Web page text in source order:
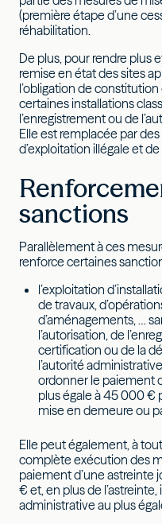
(première étape d’une
réhabilitation.
De plus, pour rendre plus
remise en état des sites
l’obligation de
certaines installations
l’enregistrement ou de
Elle est remplacée par
d’exploitation illégale et
sanctions
Parallèlement à ces
renforce certaines
l’exploitation
de travaux,
d’aménagements, …
l’autorisation, de
certification ou de la
l’autorité
ordonner le paiement
plus égale à 45 000 €
mise en demeure ou
Elle peut également, à
complète exécution des
paiement d’une astreinte
€ et, en plus de
administrative au plus